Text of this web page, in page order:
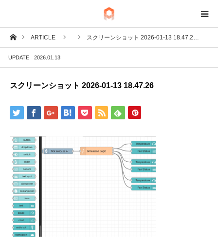
ホームARTICLE スクリーンショット 2026-01-13 18.47.2…
UPDATE 2026.01.13
スクリーンショット 2026-01-13 18.47.26
BIM
IoT